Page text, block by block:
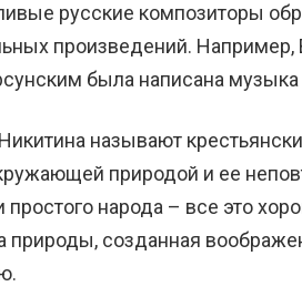
русские композиторы
произведений.
была написана музыка
называют
природой и ее
народа – все это
природы, созданная